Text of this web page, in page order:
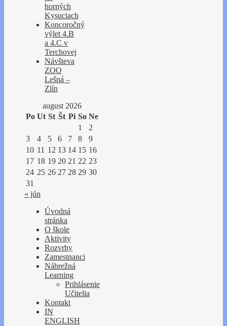
horných
Kysuciach
Koncoročný
výlet 4.B
a 4.C v
Terchovej
Návšteva
ZOO
Lešná –
Zlín
august 2026
Po Ut St Št Pi So Ne
1
2
3
4 5 6 7 8
9
10 11 12 13 14 15 16
17 18 19 20 21 22 23
24 25 26 27 28 29 30
31
« jún
Úvodná
stránka
O škole
Aktivity
Rozvrhy
Zamestnanci
Nábrežná
Learning
Prihlásenie
Učitelia
Kontakt
IN
ENGLISH